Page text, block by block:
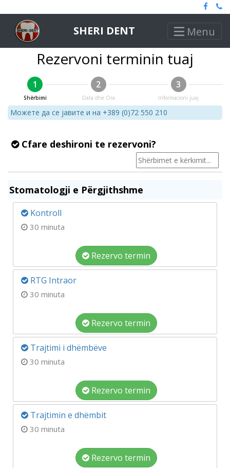
SHERI DENT Menu
Rezervoni terminin tuaj
1
Shërbimi
2
Data dhe Ora
3
Informacioni juaj
Можете да се јавите и на +389 (0)72 550 210
Cfare deshironi te rezervoni?
Stomatologji e Përgjithshme
Kontroll
30 minuta
Rezervo termin
RTG Intraor
30 minuta
Rezervo termin
Trajtimi i dhëmbëve
30 minuta
Rezervo termin
Trajtimin e dhëmbit
30 minuta
Rezervo termin